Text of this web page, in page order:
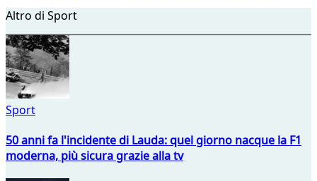
Altro di Sport
Sport
50 anni fa l'incidente di Lauda: quel giorno nacque la F1
moderna, più sicura grazie alla tv